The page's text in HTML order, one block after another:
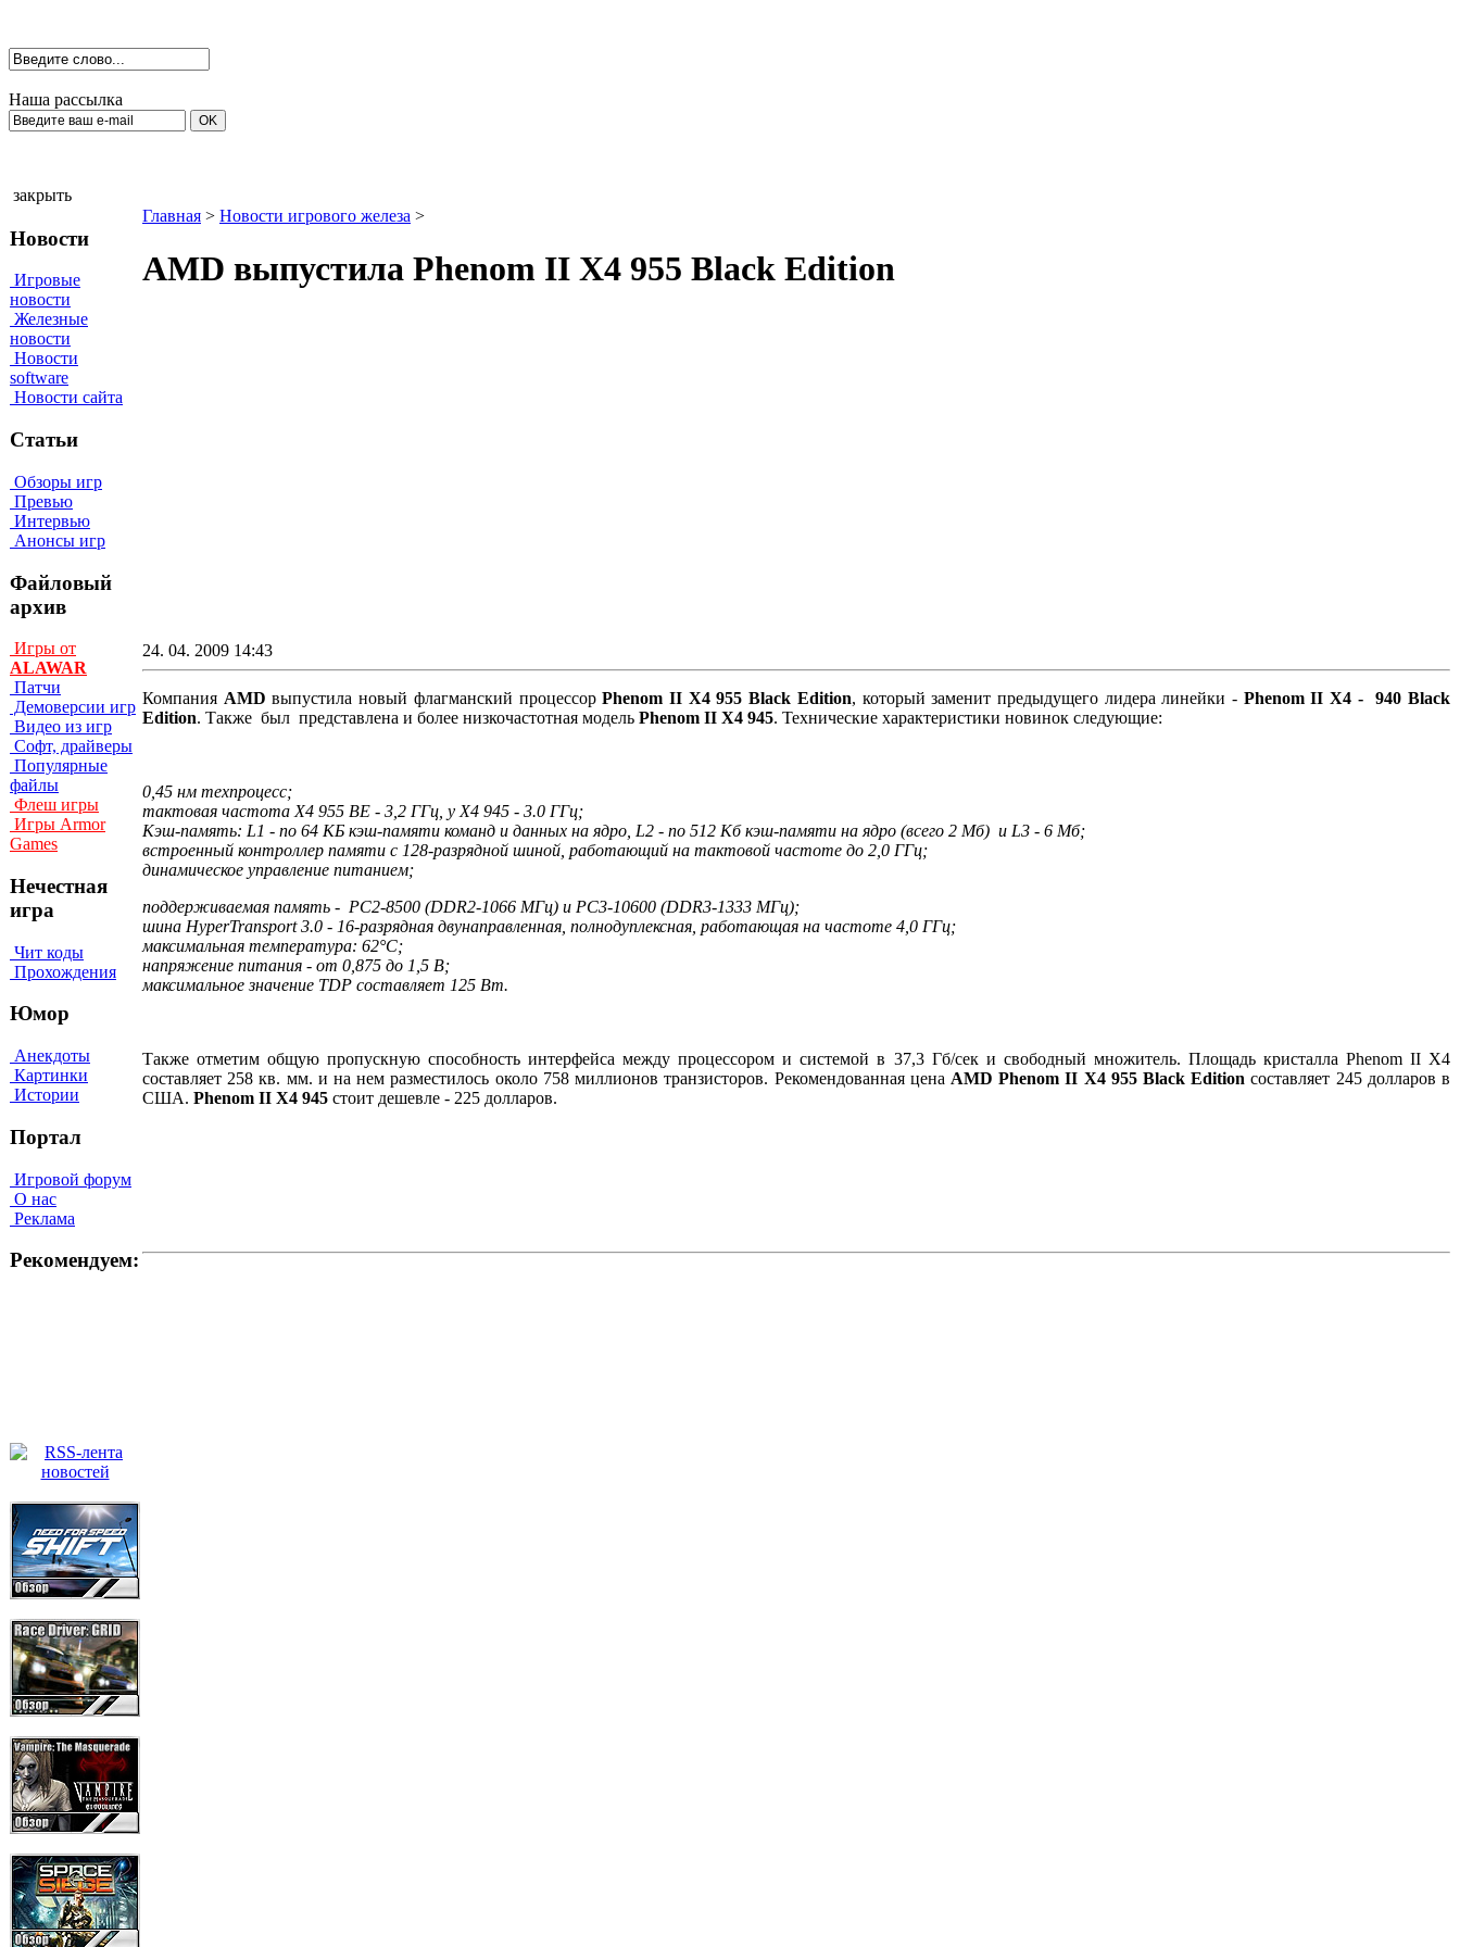
Наша рассылка
закрыть
Новости
Игровые
новости
Железные
новости
Новости
software
Новости сайта
Статьи
Обзоры игр
Превью
Интервью
Анонсы игр
Файловый
архив
Игры от
ALAWAR
Патчи
Демоверсии игр
Видео из игр
Софт, драйверы
Популярные
файлы
Флеш игры
Игры Armor
Games
Нечестная
игра
Чит коды
Прохождения
Юмор
Анекдоты
Картинки
Истории
Портал
Игровой форум
О нас
Реклама
Рекомендуем:
Главная > Новости игрового железа >
AMD выпустила Phenom II X4 955 Black Edition
24. 04. 2009 14:43
Компания AMD выпустила новый флагманский процессорPhenom II X4 955 Black Edition, который заменит предыдущего лидера линейки - Phenom II X4 - 940 Black
Edition. Также был представлена и более низкочастотная модель Phenom II X4 945. Технические характеристики новинок следующие:
0,45 нм техпроцесс;
тактовая частота X4 955 BE - 3,2 ГГц, у X4 945 - 3.0 ГГц;
Кэш-память: L1 - по 64 КБ кэш-памяти команд и данных на ядро, L2 - по 512 Кб кэш-памяти на ядро (всего 2 Мб) и L3 - 6 Мб;
встроенный контроллер памяти с 128-разрядной шиной, работающий на тактовой частоте до 2,0 ГГц;
динамическое управление питанием;
поддерживаемая память - PC2-8500 (DDR2-1066 МГц) и PC3-10600 (DDR3-1333 МГц);
шина HyperTransport 3.0 - 16-разрядная двунаправленная, полнодуплексная, работающая на частоте 4,0 ГГц;
максимальная температура: 62°С;
напряжение питания - от 0,875 до 1,5 В;
максимальное значение TDP составляет 125 Вт.
Также отметим общую пропускную способность интерфейса между процессором и системой в 37,3 Гб/сек и свободный множитель. Площадь кристалла Phenom II X4
составляет 258 кв. мм. и на нем разместилось около 758 миллионов транзисторов. Рекомендованная цена AMD Phenom II X4 955 Black Edition составляет 245 долларов в
США. Phenom II X4 945 стоит дешевле - 225 долларов.